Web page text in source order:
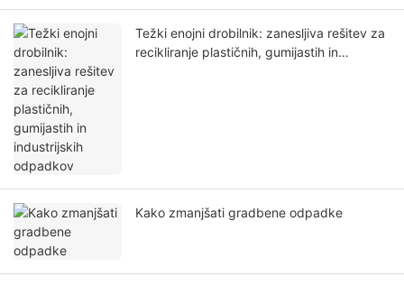
Težki enojni drobilnik: zanesljiva rešitev za
recikliranje plastičnih, gumijastih in
Kako zmanjšati gradbene odpadke